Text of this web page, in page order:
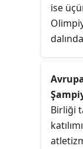
ise
Birliği